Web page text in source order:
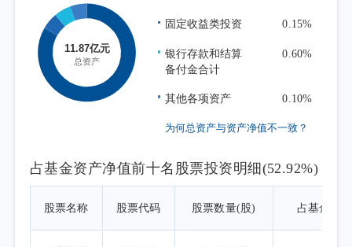
定的指数化投资策略，在指数权重调整和基金
申赎变动时，应用指数复制和数量化技术降低
冲击成本和减少跟踪误差，力求跟踪误差最小
化。
固定收益类投资 0.15%
银行存款和结算
备付金合计
0.60%
其他各项资产 0.10%
为何总资产与资产净值不一致？
占基金资产净值前十名股票投资明细(52.92%)
股票名称 股票代码 股票数量(股) 占基金资